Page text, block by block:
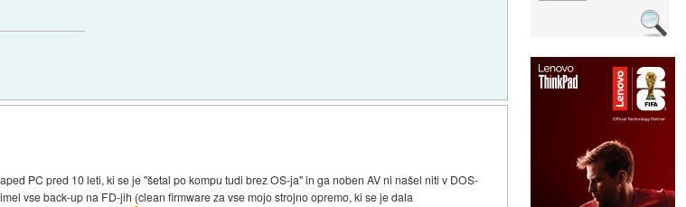
PC pred 10 leti, ki se je "šetal po kompu tudi brez OS-ja" in ga noben AV ni našel niti v DOS-
vse back-up na FD-jih (clean firmware za vse mojo strojno opremo, ki se je dala